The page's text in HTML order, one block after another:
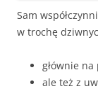
Sam
w trochę
głównie
ale też z